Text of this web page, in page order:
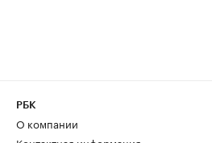
РБК
О компании